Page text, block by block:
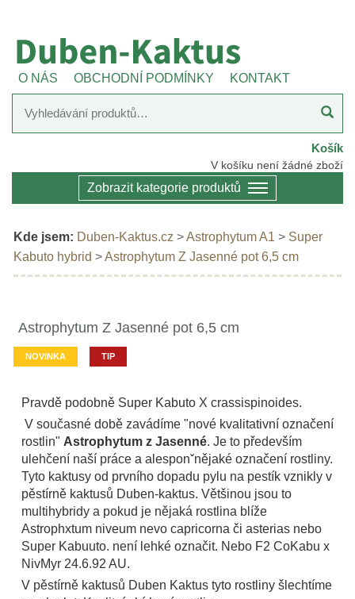
O NÁS OBCHODNÍ PODMÍNKY KONTAKT
Košík
V košíku není žádné zboží
Zobrazit kategorie produktů
Kde jsem: Duben-Kaktus.cz >Astrophytum A1 > Super
Kabuto hybrid >Astrophytum Z Jasenné pot 6,5 cm
Astrophytum Z Jasenné pot 6,5 cm
NOVINKA TIP
Pravdě podobně Super Kabuto X crassispinoides.
V současné době zavádíme "nové kvalitativní označení
rostlin" Astrophytum z Jasenné. Je to především
ulehčení naší práce a alesponˇnějaké označení rostliny.
Tyto kaktusy od prvního dopadu pylu na pestík vznikly v
pěstírně kaktusů Duben-kaktus. Většinou jsou to
multihybridy a pokud je nějaká rostlina blíže
Astrophxtum niveum nevo capricorna či asterias nebo
Super Kabuuto. není lehké označit. Nebo F2 CoKabu x
NivMyr 24.6.92 AU.
V pěstírně kaktusů Duben Kaktus tyto rostliny šlechtíme